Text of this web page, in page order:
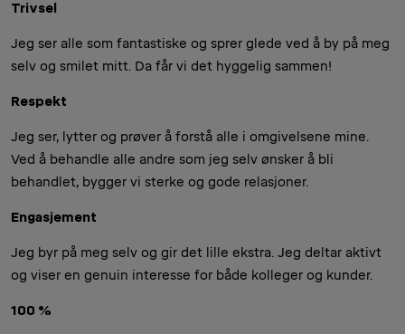
Trivsel
Jeg ser alle som fantastiske og sprer glede ved å by på meg
selv og smilet mitt. Da får vi det hyggelig sammen!
Respekt
Jeg ser, lytter og prøver å forstå alle i omgivelsene mine.
Ved å behandle alle andre som jeg selv ønsker å bli
behandlet, bygger vi sterke og gode relasjoner.
Engasjement
Jeg byr på meg selv og gir det lille ekstra. Jeg deltar aktivt
og viser en genuin interesse for både kolleger og kunder.
100 %